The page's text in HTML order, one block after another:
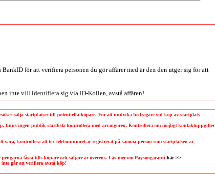
för att verifiera personen du gör affärer med är den den utger sig för att
inte vill identifiera sig via ID-Kollen , avstå affären!
sälja startplatser till potentiella köpare. För att undvika bedragare vid köp av startplats
finns ingen publik startlista kontrollera med arrangören. Kontrollera om möjligt kontaktuppgifter
vara, kontrollera att tex telefonnumret är registrerat på samma person som startplatsen är
låsta tills köpare och säljare är överens. Läs mer om Paysongaranti här >>
går att verifiera avstå köp!